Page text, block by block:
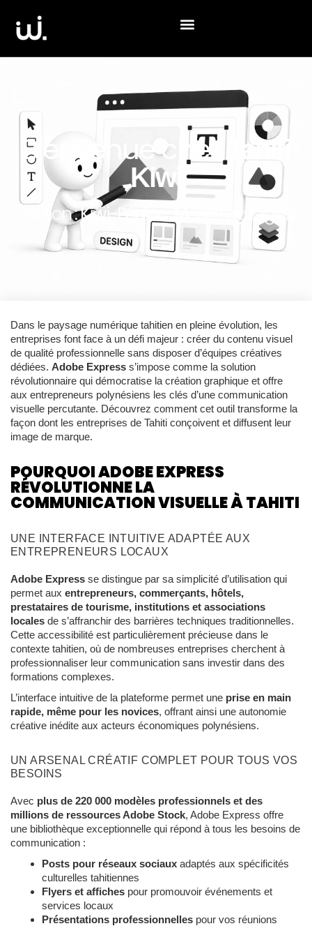
Bienvenue chez Tahiti
Kiwi
Section :Kiwi-Pédia - Marketing Digital
Dans le paysage numérique tahitien en pleine évolution, les
entreprises font face à un défi majeur : créer du contenu visuel
de qualité professionnelle sans disposer d’équipes créatives
dédiées. Adobe Express s’impose comme la solution
révolutionnaire qui démocratise la création graphique et offre
aux entrepreneurs polynésiens les clés d’une communication
visuelle percutante. Découvrez comment cet outil transforme la
façon dont les entreprises de Tahiti conçoivent et diffusent leur
image de marque.
POURQUOI ADOBE EXPRESS
RÉVOLUTIONNE LA
COMMUNICATION VISUELLE À TAHITI
UNE INTERFACE INTUITIVE ADAPTÉE AUX
ENTREPRENEURS LOCAUX
Adobe Express se distingue par sa simplicité d’utilisation qui
permet aux entrepreneurs, commerçants, hôtels,
prestataires de tourisme, institutions et associations
locales de s’affranchir des barrières techniques traditionnelles.
Cette accessibilité est particulièrement précieuse dans le
contexte tahitien, où de nombreuses entreprises cherchent à
professionnaliser leur communication sans investir dans des
formations complexes.
L’interface intuitive de la plateforme permet une prise en main
rapide, même pour les novices, offrant ainsi une autonomie
créative inédite aux acteurs économiques polynésiens.
UN ARSENAL CRÉATIF COMPLET POUR TOUS VOS
BESOINS
Avec plus de 220 000 modèles professionnels et des
millions de ressources Adobe Stock, Adobe Express offre
une bibliothèque exceptionnelle qui répond à tous les besoins de
communication :
Posts pour réseaux sociaux adaptés aux spécificités
culturelles tahitiennes
Flyers et affiches pour promouvoir événements et
services locaux
Présentations professionnelles pour vos réunions